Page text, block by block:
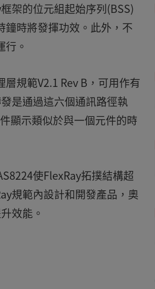
架的位元組起始序列(BSS)
時將發揮功效。此外，不
。
規範V2.1 Rev B，可用作有
是通過這六個通訊路徑執
顯示類似於與一個元件的時
使FlexRay拓撲結構超
規範內設計和開發產品，奧
效能。